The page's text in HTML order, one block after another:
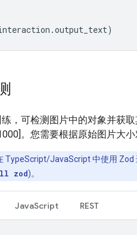
.output_text)
，可检测图片中的对象并获
。您需要根据原始图片大小
TypeScript/JavaScript 中使用 Zod
zod)。
JavaScript REST